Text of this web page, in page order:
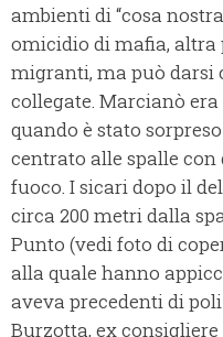
ambienti di “cosa
omicidio di mafia, altra
migranti, ma può darsi
collegate. Marcianò
quando è stato
centrato alle spalle
fuoco. I sicari dopo il
circa 200 metri dalla
Punto (vedi foto di
alla quale hanno
aveva precedenti di
Burzotta, ex